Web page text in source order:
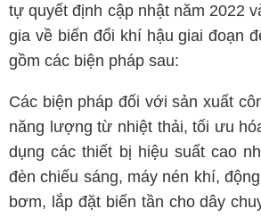
tự quyết định cập nhật năm 2022
gia về biến đổi khí hậu giai đoạn
gồm các biện pháp sau:
Các biện pháp đối với sản xuất
năng lượng từ nhiệt thải, tối ưu
dụng các thiết bị hiệu suất cao
đèn chiếu sáng, máy nén khí,
bơm, lắp đặt biến tần cho dây